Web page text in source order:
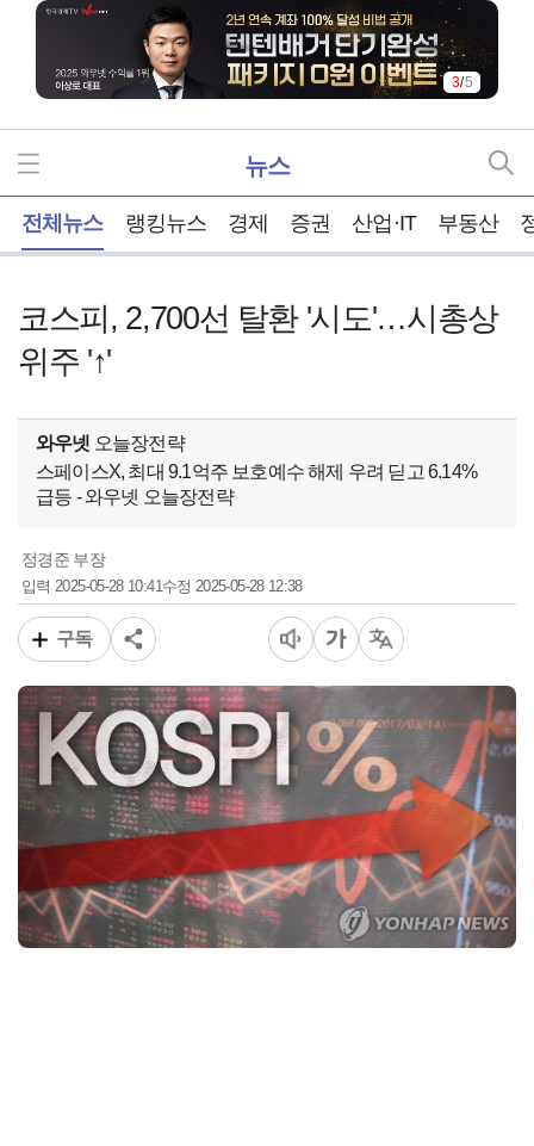
4/5
뉴스
전체뉴스 랭킹뉴스 경제 증권 산업·IT 부동산
코스피, 2,700선 탈환 '시도'…시총상
위주 '↑'
와우넷 오늘장전략
스페이스X, 최대 9.1억주 보호예수 해제 우려 딛고 6.14%
급등 - 와우넷 오늘장전략
정경준 부장
입력2025-05-28 10:41수정 2025-05-28 12:38
구독